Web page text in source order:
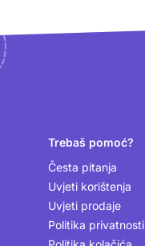
Trebaš pomoć?
Česta pitanja
Uvjeti korištenja
Uvjeti prodaje
Politika privatnosti